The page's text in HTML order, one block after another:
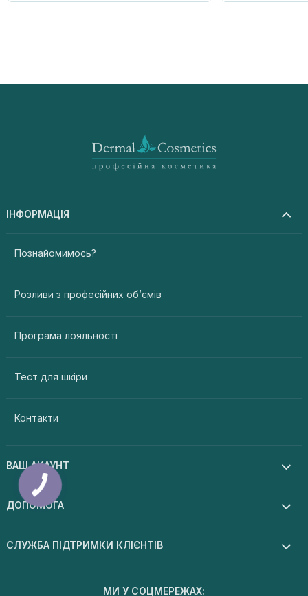
ІНФОРМАЦІЯ
Познайомимось?
Розливи з професійних об’ємів
Програма лояльності
Тест для шкіри
Контакти
ВАШ АКАУНТ
ДОПОМОГА
СЛУЖБА ПІДТРИМКИ КЛІЄНТІВ
МИ У СОЦМЕРЕЖАХ: